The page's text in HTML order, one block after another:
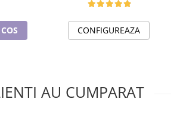
CONFIGUREAZA
AU CUMPARAT